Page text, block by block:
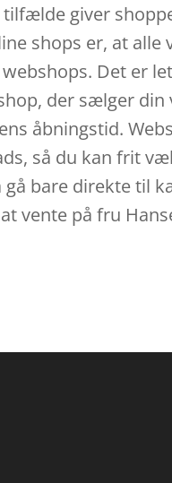
giver
shops er, at alle
Det er
der sælger din
åbningstid.
så du kan frit
bare direkte til
vente på fru